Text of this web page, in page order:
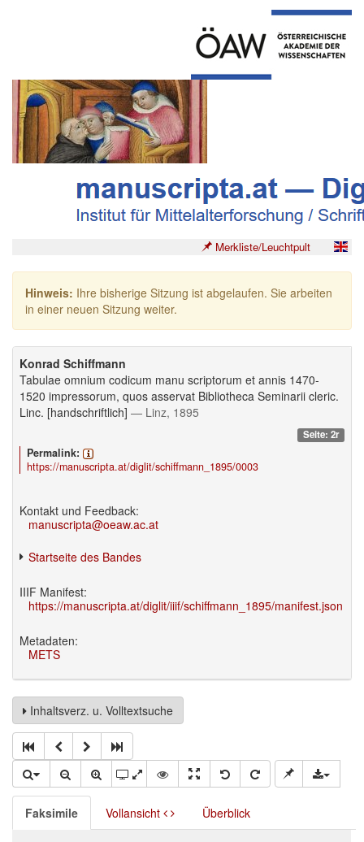
Merkliste/Leuchtpult
Hinweis: Ihre bisherige Sitzung ist abgelaufen. Sie arbeiten
in einer neuen Sitzung weiter.
Konrad Schiffmann
Tabulae omnium codicum manu scriptorum et annis 1470-
1520 impressorum, quos asservat Bibliotheca Seminarii cleric.
Linc. [handschriftlich] — Linz, 1895
Seite: 2r
Permalink:
https://manuscripta.at/diglit/schiffmann_1895/0003
Kontakt und Feedback:
manuscripta@oeaw.ac.at
Startseite des Bandes
IIIF Manifest:
https://manuscripta.at/diglit/iiif/schiffmann_1895/manifest.json
Metadaten:
METS
Inhaltsverz. u. Volltextsuche
Faksimile Vollansicht Überblick